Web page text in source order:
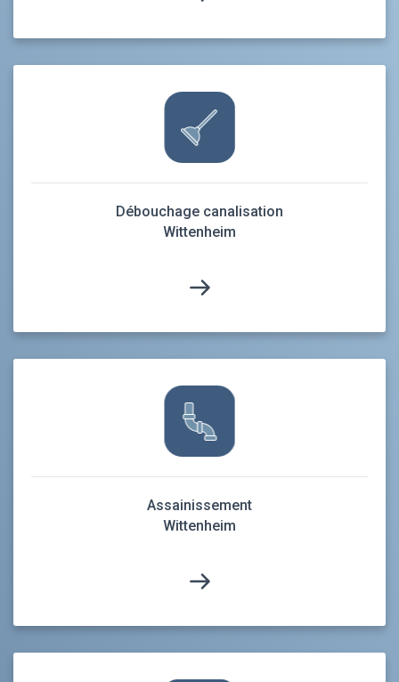
Débouchage canalisation
Wittenheim
Assainissement
Wittenheim